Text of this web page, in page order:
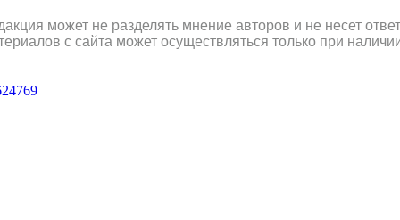
может не разделять мнение авторов и не несет
с сайта может осуществляться только при